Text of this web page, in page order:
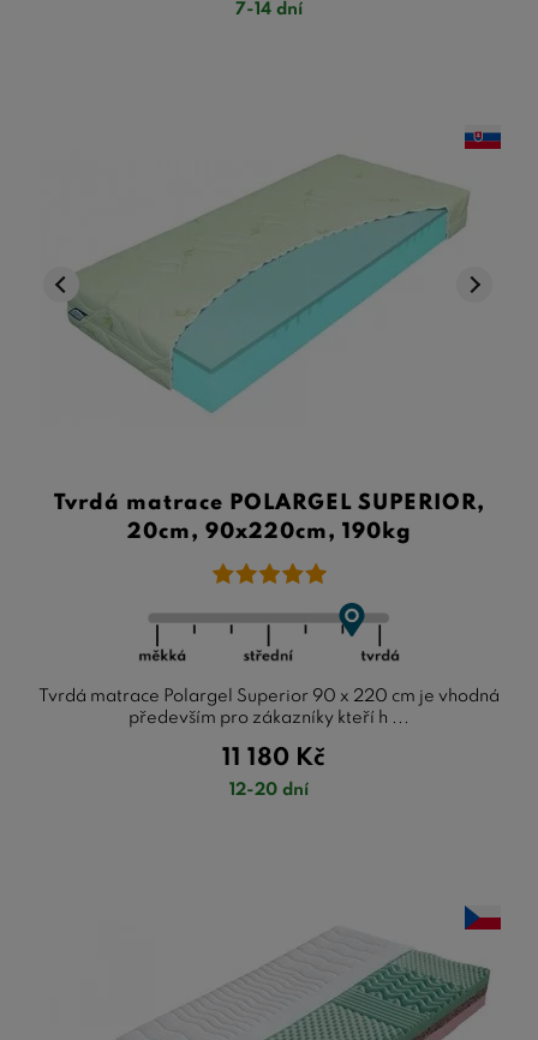
7-14 dní
Tvrdá matrace POLARGEL SUPERIOR,
20cm, 90x220cm, 190kg
Tvrdá matrace Polargel Superior 90 x 220 cm je vhodná
především pro zákazníky kteří h ...
11 180 Kč
12-20 dní